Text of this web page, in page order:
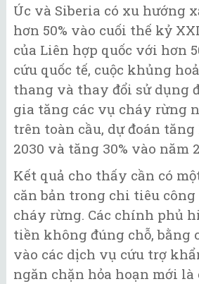
Úc và Siberia có xu hướng
hơn 50% vào cuối thế kỷ
của Liên hợp quốc với hơn
cứu quốc tế, cuộc khủng
thang và thay đổi sử dụng
gia tăng các vụ cháy rừng
trên toàn cầu, dự đoán tăng
2030 và tăng 30% vào năm
Kết quả cho thấy cần có
căn bản trong chi tiêu công
cháy rừng. Các chính phủ
tiền không đúng chỗ, bằng
vào các dịch vụ cứu trợ
ngăn chặn hỏa hoạn mới là